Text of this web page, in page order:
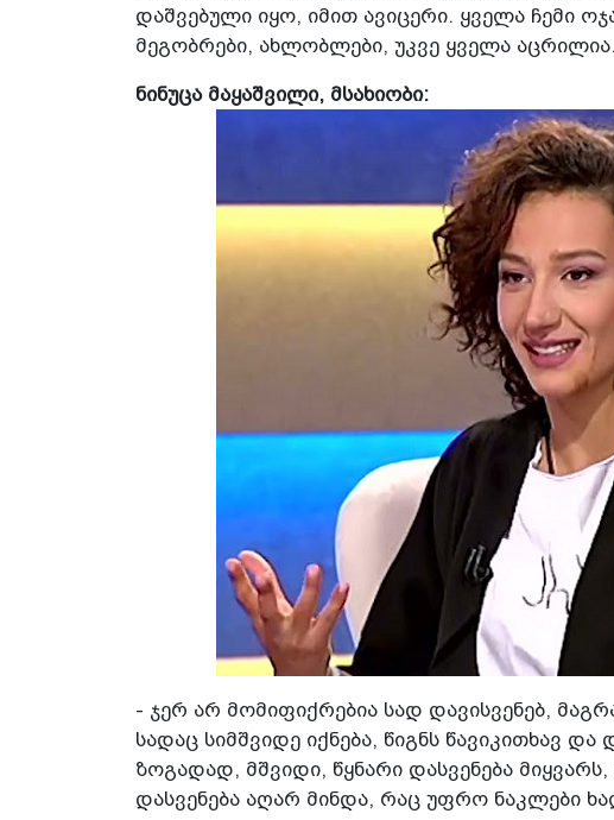
დაშვებული იყო, იმით ავიცერი. ყველა ჩემი
მეგობრები, ახლობლები, უკვე ყველა აცრილია.
ნინუცა მაყაშვილი, მსახიობი:
- ჯერ არ მომიფიქრებია სად დავისვენებ,
სადაც სიმშვიდე იქნება, წიგნს წავიკითხავ
ზოგადად, მშვიდი, წყნარი დასვენება მიყვარს,
დასვენება აღარ მინდა, რაც უფრო ნაკლები